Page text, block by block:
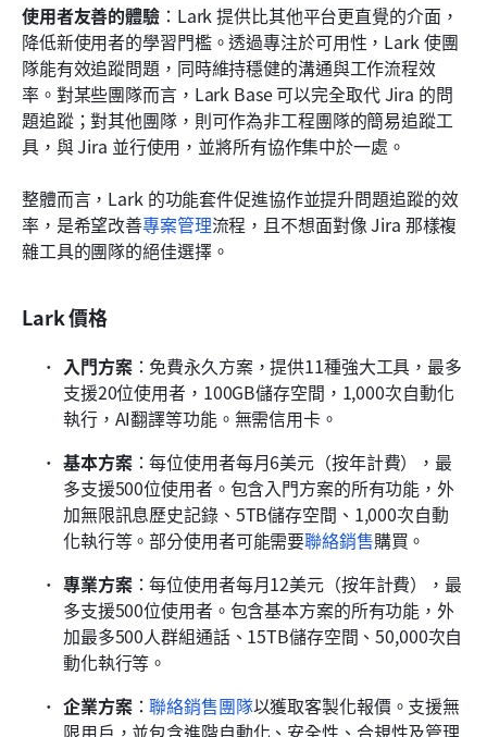
使用者友善的體驗：Lark 提供比其他平台更直覺的介面，
降低新使用者的學習門檻。透過專注於可用性，Lark 使團
隊能有效追蹤問題，同時維持穩健的溝通與工作流程效
率。對某些團隊而言，Lark Base 可以完全取代 Jira 的問
題追蹤；對其他團隊，則可作為非工程團隊的簡易追蹤工
具，與 Jira 並行使用，並將所有協作集中於一處。
整體而言，Lark 的功能套件促進協作並提升問題追蹤的效
率，是希望改善專案管理流程，且不想面對像 Jira 那樣複
雜工具的團隊的絕佳選擇。
Lark 價格
入門方案：免費永久方案，提供11種強大工具，最多
支援20位使用者，100GB儲存空間，1,000次自動化
執行，AI翻譯等功能。無需信用卡。
基本方案：每位使用者每月6美元（按年計費），最
多支援500位使用者。包含入門方案的所有功能，外
加無限訊息歷史記錄、5TB儲存空間、1,000次自動
化執行等。部分使用者可能需要聯絡銷售購買。
專業方案：每位使用者每月12美元（按年計費），最
多支援500位使用者。包含基本方案的所有功能，外
加最多500人群組通話、15TB儲存空間、50,000次自
動化執行等。
企業方案：聯絡銷售團隊以獲取客製化報價。支援無
限用戶，並包含進階自動化、安全性、合規性及管理